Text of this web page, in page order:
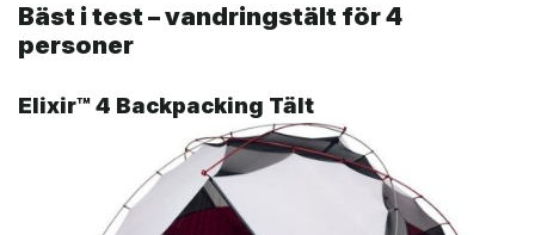
Bäst i test – vandringstält för 4
personer
Elixir™ 4 Backpacking Tält